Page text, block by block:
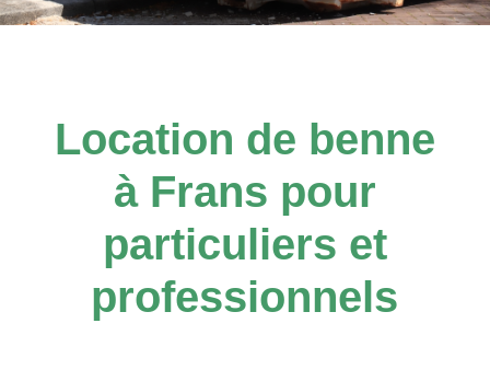
Location de benne
à Frans pour
particuliers et
professionnels